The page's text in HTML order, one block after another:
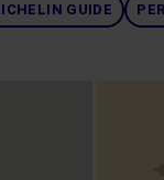
GUIDE